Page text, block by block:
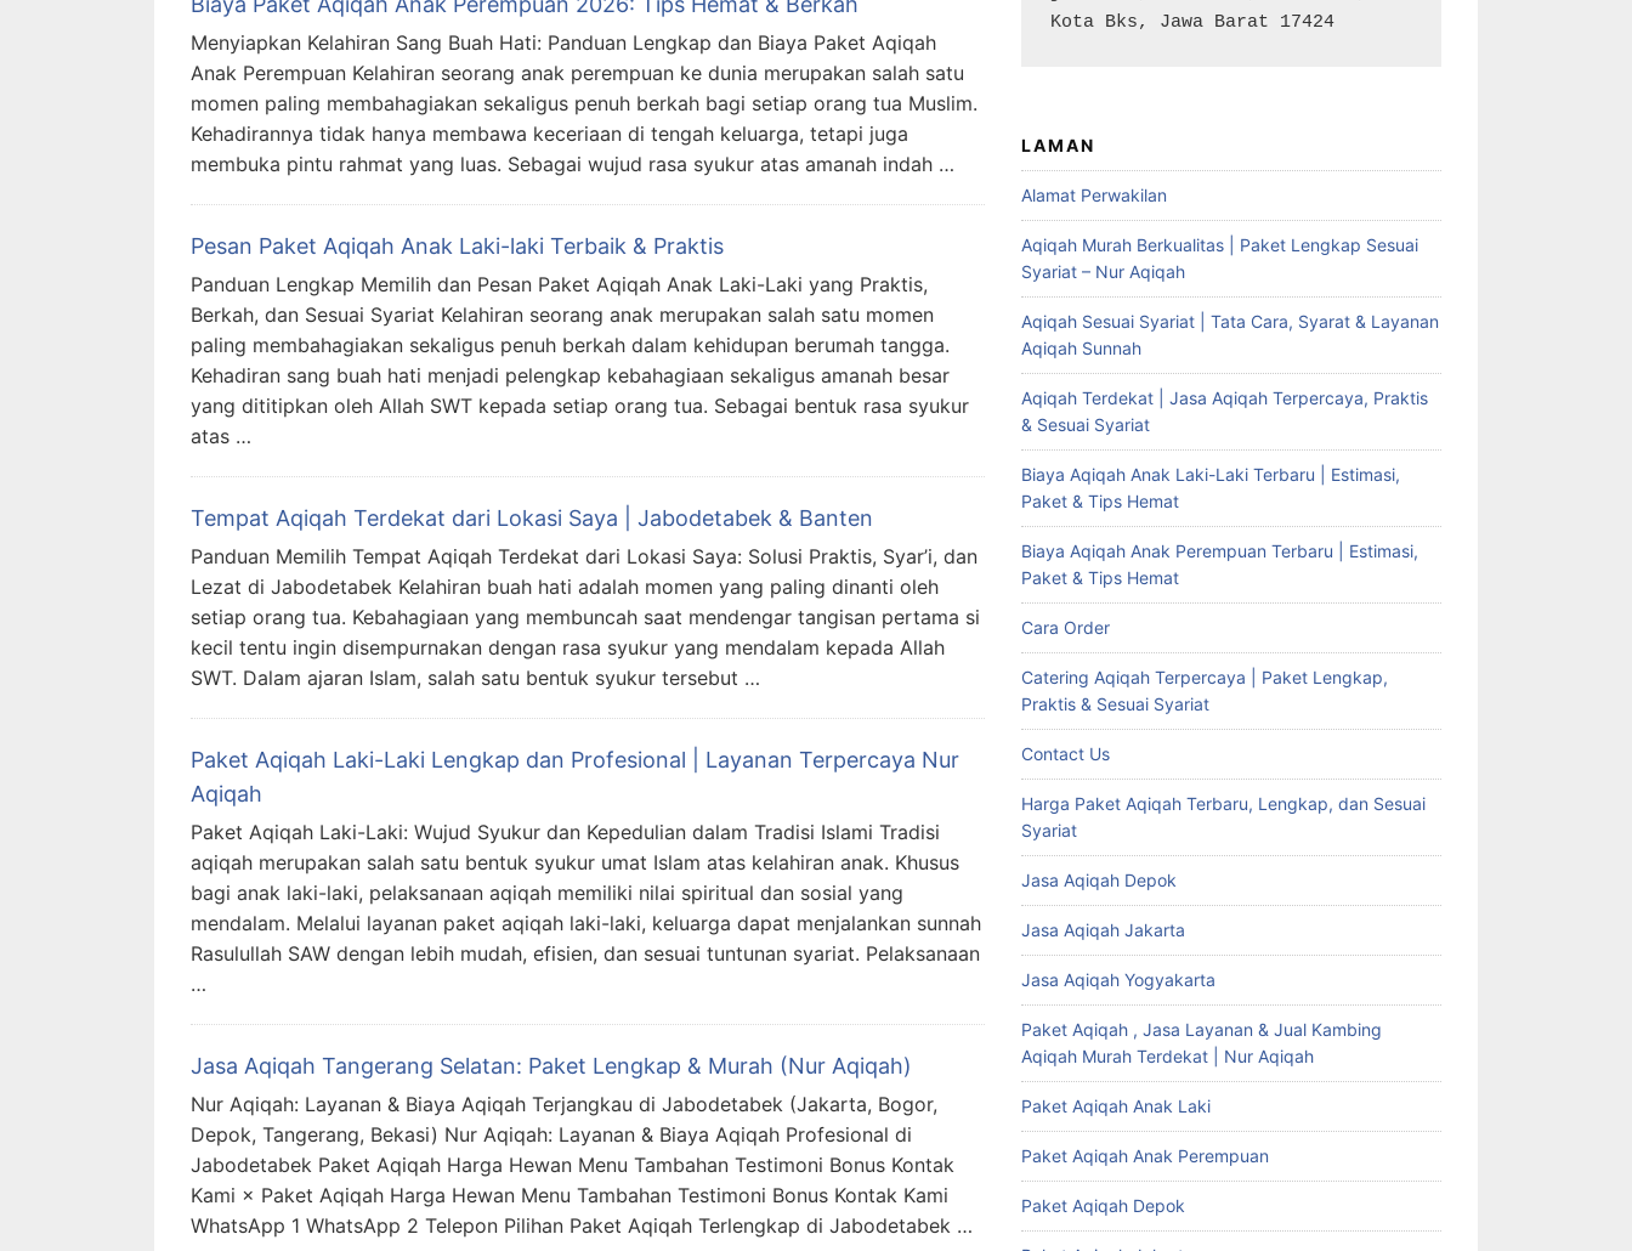
Menyiapkan Kelahiran Sang Buah Hati: Panduan Lengkap dan Biaya Paket Aqiqah
Anak Perempuan Kelahiran seorang anak perempuan ke dunia merupakan salah satu
momen paling membahagiakan sekaligus penuh berkah bagi setiap orang tua Muslim.
Kehadirannya tidak hanya membawa keceriaan di tengah keluarga, tetapi juga
membuka pintu rahmat yang luas. Sebagai wujud rasa syukur atas amanah indah …
Pesan Paket Aqiqah Anak Laki-laki Terbaik & Praktis
Panduan Lengkap Memilih dan Pesan Paket Aqiqah Anak Laki-Laki yang Praktis,
Berkah, dan Sesuai Syariat Kelahiran seorang anak merupakan salah satu momen
paling membahagiakan sekaligus penuh berkah dalam kehidupan berumah tangga.
Kehadiran sang buah hati menjadi pelengkap kebahagiaan sekaligus amanah besar
yang dititipkan oleh Allah SWT kepada setiap orang tua. Sebagai bentuk rasa syukur
atas …
Tempat Aqiqah Terdekat dari Lokasi Saya | Jabodetabek & Banten
Panduan Memilih Tempat Aqiqah Terdekat dari Lokasi Saya: Solusi Praktis, Syar’i, dan
Lezat di Jabodetabek Kelahiran buah hati adalah momen yang paling dinanti oleh
setiap orang tua. Kebahagiaan yang membuncah saat mendengar tangisan pertama si
kecil tentu ingin disempurnakan dengan rasa syukur yang mendalam kepada Allah
SWT. Dalam ajaran Islam, salah satu bentuk syukur tersebut …
Paket Aqiqah Laki-Laki Lengkap dan Profesional | Layanan Terpercaya Nur
Aqiqah
Paket Aqiqah Laki-Laki: Wujud Syukur dan Kepedulian dalam Tradisi Islami Tradisi
aqiqah merupakan salah satu bentuk syukur umat Islam atas kelahiran anak. Khusus
bagi anak laki-laki, pelaksanaan aqiqah memiliki nilai spiritual dan sosial yang
mendalam. Melalui layanan paket aqiqah laki-laki, keluarga dapat menjalankan sunnah
Rasulullah SAW dengan lebih mudah, efisien, dan sesuai tuntunan syariat. Pelaksanaan
…
Jasa Aqiqah Tangerang Selatan: Paket Lengkap & Murah (Nur Aqiqah)
Nur Aqiqah: Layanan & Biaya Aqiqah Terjangkau di Jabodetabek (Jakarta, Bogor,
Depok, Tangerang, Bekasi) Nur Aqiqah: Layanan & Biaya Aqiqah Profesional di
Jabodetabek Paket Aqiqah Harga Hewan Menu Tambahan Testimoni Bonus Kontak
Kami × Paket Aqiqah Harga Hewan Menu Tambahan Testimoni Bonus Kontak Kami
WhatsApp 1 WhatsApp 2 Telepon Pilihan Paket Aqiqah Terlengkap di Jabodetabek …
Kota Bks, Jawa Barat 17424
LAMAN
Alamat Perwakilan
Aqiqah Murah Berkualitas | Paket Lengkap Sesuai
Syariat – Nur Aqiqah
Aqiqah Sesuai Syariat | Tata Cara, Syarat & Layanan
Aqiqah Sunnah
Aqiqah Terdekat | Jasa Aqiqah Terpercaya, Praktis
& Sesuai Syariat
Biaya Aqiqah Anak Laki-Laki Terbaru | Estimasi,
Paket & Tips Hemat
Biaya Aqiqah Anak Perempuan Terbaru | Estimasi,
Paket & Tips Hemat
Cara Order
Catering Aqiqah Terpercaya | Paket Lengkap,
Praktis & Sesuai Syariat
Contact Us
Harga Paket Aqiqah Terbaru, Lengkap, dan Sesuai
Syariat
Jasa Aqiqah Depok
Jasa Aqiqah Jakarta
Jasa Aqiqah Yogyakarta
Paket Aqiqah , Jasa Layanan & Jual Kambing
Aqiqah Murah Terdekat | Nur Aqiqah
Paket Aqiqah Anak Laki
Paket Aqiqah Anak Perempuan
Paket Aqiqah Depok